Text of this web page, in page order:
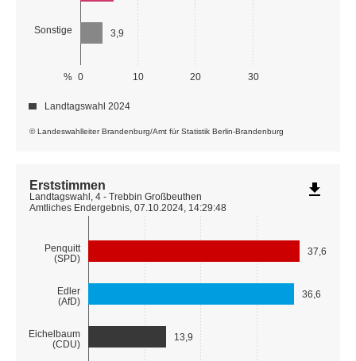
Sonstige
0 10 20 30
%
3,9
© Landeswahlleiter Brandenburg/Amt für Statistik Berlin-Brandenburg
Landtagswahl 2024
Penquitt
(SPD)
Edler
(AfD)
Eichelbaum
(CDU)
37,6
36,6
13,9
Erststimmen
Landtagswahl, 4 - Trebbin Großbeuthen
Amtliches Endergebnis, 07.10.2024, 14:29:48
file_download